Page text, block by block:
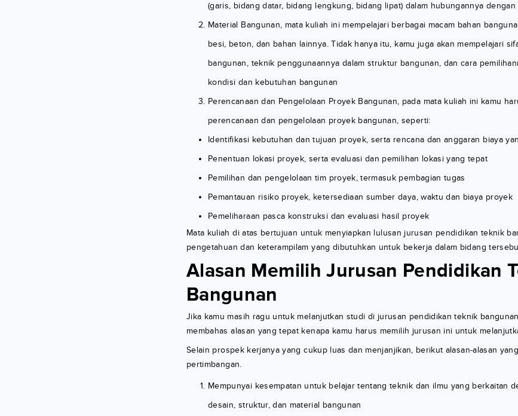
(garis, bidang datar, bidang lengkung, bidang lipat) dalam hubungannya
Material Bangunan, mata kuliah ini mempelajari berbagai macam bahan
besi, beton, dan bahan lainnya. Tidak hanya itu, kamu juga akan mempelajari
bangunan, teknik penggunaannya dalam struktur bangunan, dan cara
kondisi dan kebutuhan bangunan
Perencanaan dan Pengelolaan Proyek Bangunan, pada mata kuliah ini kamu
perencanaan dan pengelolaan proyek bangunan, seperti:
Identifikasi kebutuhan dan tujuan proyek, serta rencana dan anggaran biaya
Penentuan lokasi proyek, serta evaluasi dan pemilihan lokasi yang tepat
Pemilihan dan pengelolaan tim proyek, termasuk pembagian tugas
Pemantauan risiko proyek, ketersediaan sumber daya, waktu dan biaya proyek
Pemeliharaan pasca konstruksi dan evaluasi hasil proyek
Mata kuliah di atas bertujuan untuk menyiapkan lulusan jurusan pendidikan teknik
pengetahuan dan keterampilam yang dibutuhkan untuk bekerja dalam bidang
Alasan Memilih Jurusan Pendidikan
Bangunan
Jika kamu masih ragu untuk melanjutkan studi di jurusan pendidikan teknik
membahas alasan yang tepat kenapa kamu harus memilih jurusan ini untuk
Selain prospek kerjanya yang cukup luas dan menjanjikan, berikut alasan-alasan
pertimbangan.
Mempunyai kesempatan untuk belajar tentang teknik dan ilmu yang berkaitan
desain, struktur, dan material bangunan